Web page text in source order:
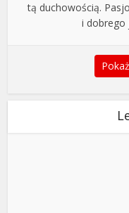
tą duchowością.
i dobrego